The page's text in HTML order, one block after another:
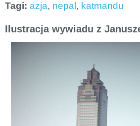
Tagi: azja, nepal , katmandu
Ilustracja wywiadu z